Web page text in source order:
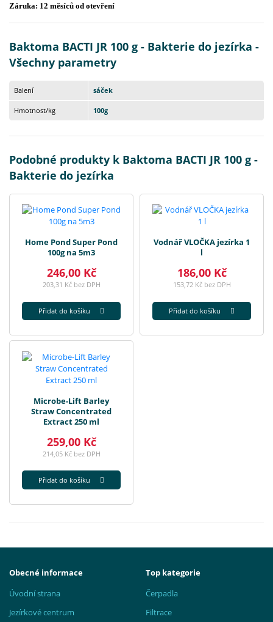
Záruka: 12 měsíců od otevření
Baktoma BACTI JR 100 g - Bakterie do jezírka -
Všechny parametry
Balení sáček
Hmotnost/kg 100g
Podobné produkty k Baktoma BACTI JR 100 g -
Bakterie do jezírka
Home Pond Super Pond
100g na 5m3
246,00 Kč
203,31 Kč bez DPH
Přidat do košíku
Vodnář VLOČKA jezírka 1
l
186,00 Kč
153,72 Kč bez DPH
Přidat do košíku
Microbe-Lift Barley
Straw Concentrated
Extract 250 ml
259,00 Kč
214,05 Kč bez DPH
Přidat do košíku
Obecné informace
Úvodní strana
Jezírkové centrum
Top kategorie
Čerpadla
Filtrace